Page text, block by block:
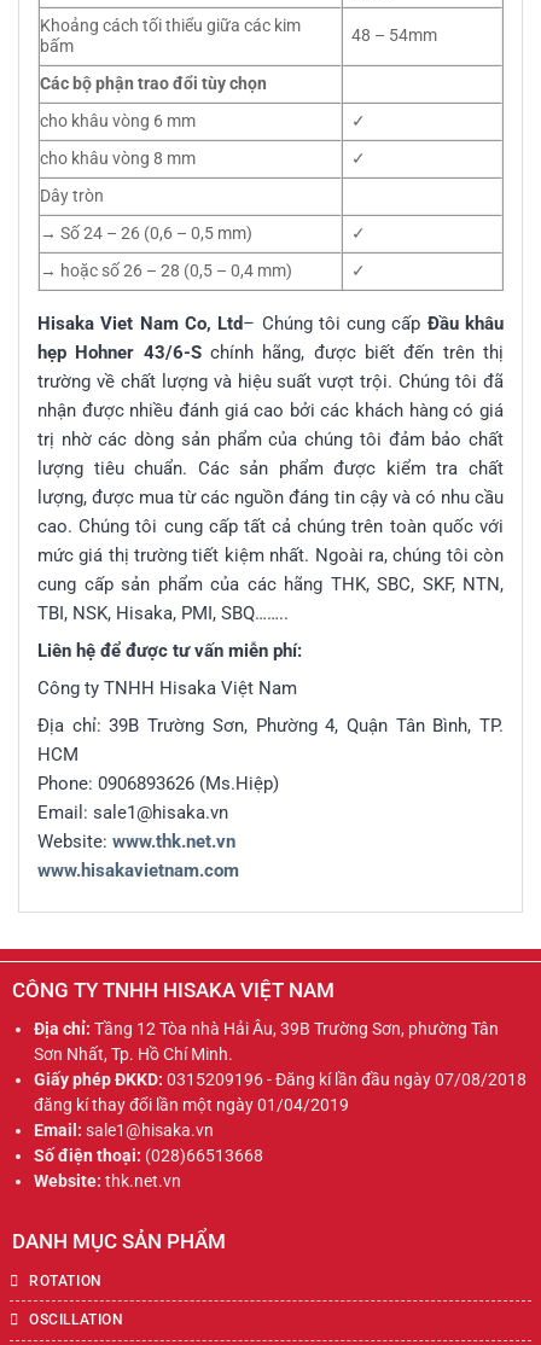
Khoảng cách tối thiểu giữa các kim
bấm
48 – 54mm
Các bộ phận trao đổi tùy chọn
cho khâu vòng 6 mm
✓
cho khâu vòng 8 mm
✓
Dây tròn
→ Số 24 – 26 (0,6 – 0,5 mm)
✓
→ hoặc số 26 – 28 (0,5 – 0,4 mm)
✓
Hisaka Viet Nam Co, Ltd– Chúng tôi cung cấp Đầu khâu
hẹp Hohner 43/6-S chính hãng, được biết đến trên thị
trường về chất lượng và hiệu suất vượt trội. Chúng tôi đã
nhận được nhiều đánh giá cao bởi các khách hàng có giá
trị nhờ các dòng sản phẩm của chúng tôi đảm bảo chất
lượng tiêu chuẩn. Các sản phẩm được kiểm tra chất
lượng, được mua từ các nguồn đáng tin cậy và có nhu cầu
cao. Chúng tôi cung cấp tất cả chúng trên toàn quốc với
mức giá thị trường tiết kiệm nhất. Ngoài ra, chúng tôi còn
cung cấp sản phẩm của các hãng THK, SBC, SKF, NTN,
TBI, NSK, Hisaka, PMI, SBQ……..
Liên hệ để được tư vấn miễn phí:
Công ty TNHH Hisaka Việt Nam
Địa chỉ: 39B Trường Sơn, Phường 4, Quận Tân Bình, TP.
HCM
Phone: 0906893626 (Ms.Hiệp)
Email: sale1@hisaka.vn
Website: www.thk.net.vn
www.hisakavietnam.com
CÔNG TY TNHH HISAKA VIỆT NAM
Địa chỉ: Tầng 12 Tòa nhà Hải Âu, 39B Trường Sơn, phường Tân
Sơn Nhất, Tp. Hồ Chí Minh.
Giấy phép ĐKKD: 0315209196 - Đăng kí lần đầu ngày 07/08/2018
đăng kí thay đổi lần một ngày 01/04/2019
Email: sale1@hisaka.vn
Số điện thoại: (028)66513668
Website: thk.net.vn
DANH MỤC SẢN PHẨM
ROTATION
OSCILLATION